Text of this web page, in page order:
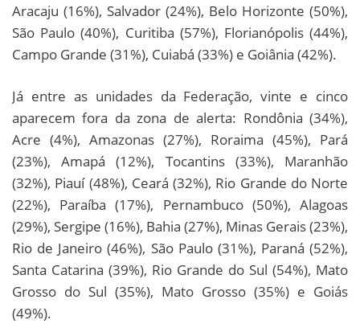
Aracaju (16%), Salvador (24%), Belo Horizonte (50%),
São Paulo (40%), Curitiba (57%), Florianópolis (44%),
Campo Grande (31%), Cuiabá (33%) e Goiânia (42%).
Já entre as unidades da Federação, vinte e cinco
aparecem fora da zona de alerta: Rondônia (34%),
Acre (4%), Amazonas (27%), Roraima (45%), Pará
(23%), Amapá (12%), Tocantins (33%), Maranhão
(32%), Piauí (48%), Ceará (32%), Rio Grande do Norte
(22%), Paraíba (17%), Pernambuco (50%), Alagoas
(29%), Sergipe (16%), Bahia (27%), Minas Gerais (23%),
Rio de Janeiro (46%), São Paulo (31%), Paraná (52%),
Santa Catarina (39%), Rio Grande do Sul (54%), Mato
Grosso do Sul (35%), Mato Grosso (35%) e Goiás
(49%).